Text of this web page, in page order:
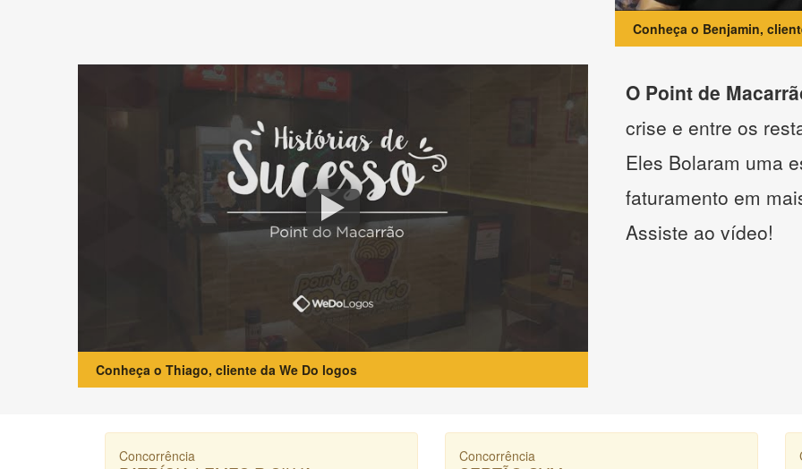
Conheça o Benjamin,
Conheça o Thiago, cliente da We Do logos
O Point de
crise e entre os
Eles Bolaram uma
faturamento em
Assiste ao vídeo!
Concorrência Concorrência